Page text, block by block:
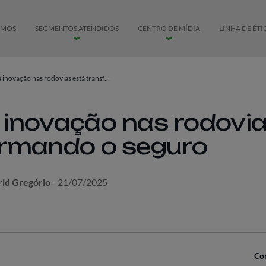
SEGMENTOS ATENDIDOS CENTRO DE MÍDIA LINHA DE
Como a inovação nas rodovias está transformando o seguro
nas
o seguro
Gregório- 21/07/2025